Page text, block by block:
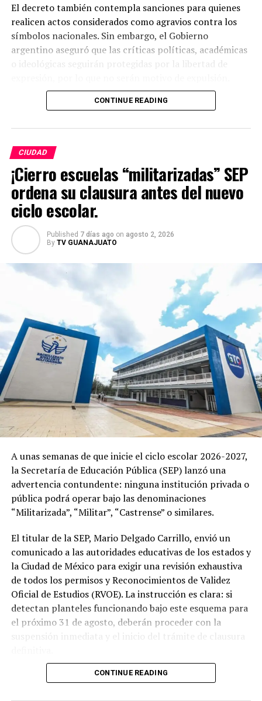
El decreto también contempla sanciones para quienes
realicen actos considerados como agravios contra los
símbolos nacionales. Sin embargo, el Gobierno
argentino aseguró que las críticas políticas, académicas
o ideológicas seguirán protegidas por la libertad de
Milei justificó la decisión al señalar que existe una
el Estado debe contar con herramientas para proteger a
sus ciudadanos y su soberanía. La medida forma parte de
una política migratoria más estricta impulsada por su
administración.
El decreto ha generado un intenso debate dentro y fuera
de Argentina. Mientras el Gobierno lo presenta como
una medida de protección nacional, especialistas y
organizaciones civiles advierten que algunos conceptos
podrían prestarse a interpretaciones amplias y abrir la
puerta a controversias sobre su aplicación.
CONTINUE READING
CIUDAD
¡Cierro escuelas “militarizadas” SEP
ordena su clausura antes del nuevo
ciclo escolar.
Published 7 días ago on agosto 2, 2026
By TV GUANAJUATO
A unas semanas de que inicie el ciclo escolar 2026-2027,
la Secretaría de Educación Pública (SEP) lanzó una
advertencia contundente: ninguna institución privada o
pública podrá operar bajo las denominaciones
“Militarizada”, “Militar”, “Castrense” o similares.
El titular de la SEP, Mario Delgado Carrillo, envió un
comunicado a las autoridades educativas de los estados y
la Ciudad de México para exigir una revisión exhaustiva
de todos los permisos y Reconocimientos de Validez
Oficial de Estudios (RVOE). La instrucción es clara: si
detectan planteles funcionando bajo este esquema para
el próximo 31 de agosto, deberán proceder con la
suspensión inmediata y el inicio del trámite de clausura
Para proteger a la comunidad estudiantil de los
CONTINUE READING